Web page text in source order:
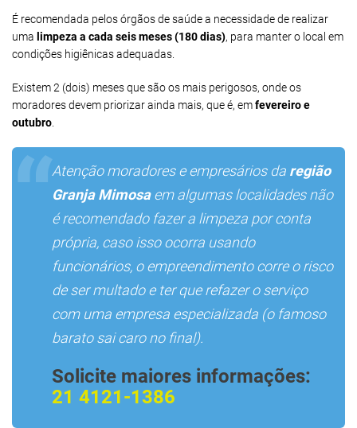
É recomendada pelos órgãos de saúde a necessidade de realizar
uma limpeza a cada seis meses (180 dias), para manter o local em
condições higiênicas adequadas.
Existem 2 (dois) meses que são os mais perigosos, onde os
moradores devem priorizar ainda mais, que é, emfevereiro e
outubro
Atenção moradores e empresários da região
Granja Mimosaem algumas localidades não
é recomendado fazer a limpeza por conta
própria, caso isso ocorra usando
funcionários, o empreendimento corre o risco
de ser multado e ter que refazer o serviço
com uma empresa especializada (o famoso
barato sai caro no final).
Solicite maiores informações:
21 4121-1386